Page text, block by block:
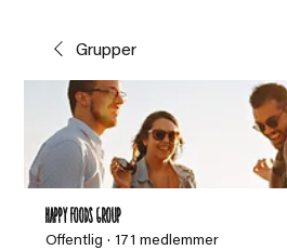
Grupper
HAPPY FOODS Group
Offentlig · 171 medlemmer